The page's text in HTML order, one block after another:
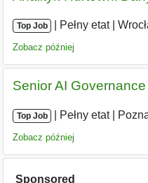
Top Job Pełny etat|
Zobacz później
Senior AI
Top Job Pełny etat|
Zobacz później